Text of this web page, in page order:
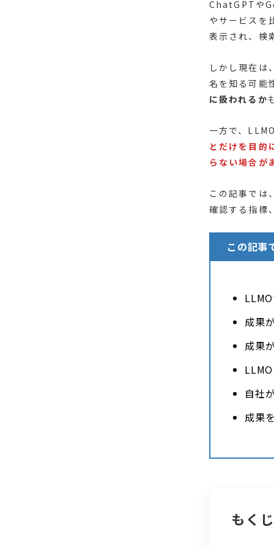
ChatGPTや
やサービスを
表示され、検
しかし現在は
名を知る可能
に扱われるか
一方で、
とだけを目的
らない場合が
この記事では
確認する指標
この記事
成果
成果
自社
成果
もく